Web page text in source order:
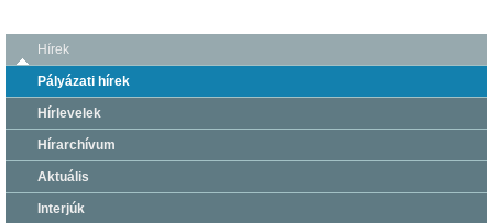
Hírek
Pályázati hírek
Hírlevelek
Hírarchívum
Aktuális
Interjúk